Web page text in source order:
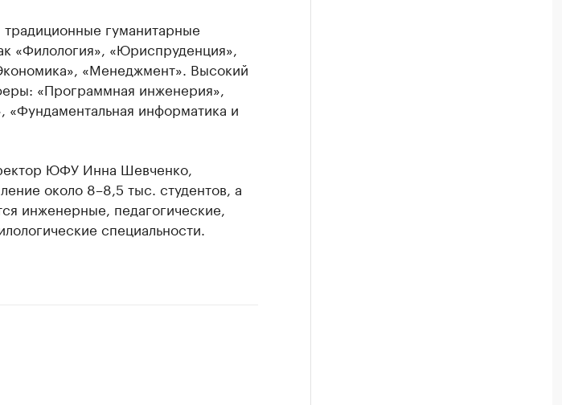
гуманитарные
«Филология», «Юриспруденция»,
«Менеджмент». Высокий
«Программная инженерия»,
«Фундаментальная информатика и
ЮФУ Инна Шевченко,
около 8–8,5 тыс. студентов, а
инженерные, педагогические,
специальности.